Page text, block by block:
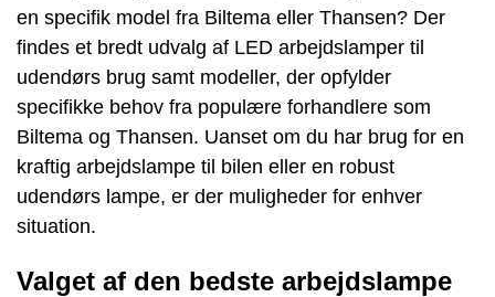
en specifik model fra Biltema eller Thansen? Der
findes et bredt udvalg af LED arbejdslamper til
udendørs brug samt modeller, der opfylder
specifikke behov fra populære forhandlere som
Biltema og Thansen. Uanset om du har brug for en
kraftig arbejdslampe til bilen eller en robust
udendørs lampe, er der muligheder for enhver
situation.
Valget af den bedste arbejdslampe